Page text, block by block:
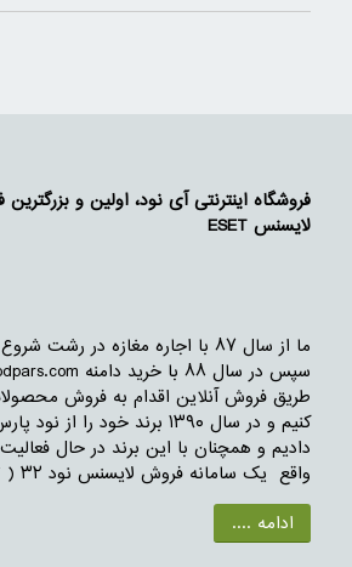
فروشگاه اینترنتی آی نود، اولین و بزرگترین
لایسنس ESET
ما از سال ۸۷ با اجاره مغازه در
طریق فروش آنلاین اقدام به فروش
کنیم و در سال ۱۳۹۰ برند خود را
دادیم و همچنان با این برند در حال
واقع یک سامانه فروش لایسنس نود ۳۲ ( ESET ) می باشد…
ادامه ....